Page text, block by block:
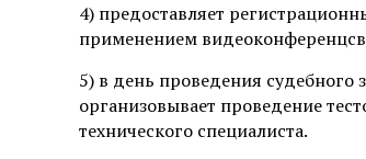
4) предоставляет
применением
5) в день проведения судебного
организовывает проведение
технического специалиста.